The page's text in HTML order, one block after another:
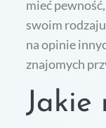
mieć
swoim
na opinie
znajomych
Jakie